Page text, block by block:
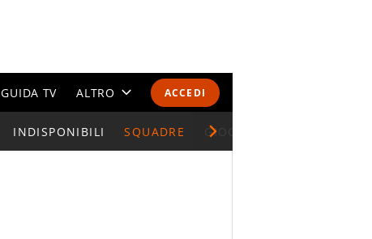
ACCEDI
GUIDA TV ALTRO
CALENDARI E CLASSIFICHE
INDISPONIBILI SQUADRE GIOCATORI SERIE A